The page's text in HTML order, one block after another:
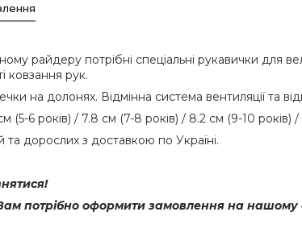
райдеру потрібні спеціальні рукавички для
ковзання рук.
на долонях. Відмінна система вентиляції та
6 років) / 7.8 см (7-8 років) / 8.2 см (9-10 років) /
дорослих з доставкою по Україні.
потрібно оформити замовлення на нашому